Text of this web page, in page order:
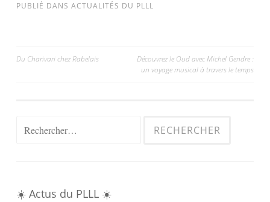
PUBLIÉ DANS ACTUALITÉS DU PLLL
Navigation
Du Charivari chez Rabelais
Découvrez le Oud avec Michel Gendre :
un voyage musical à travers le temps
Rechercher :
☀️ Actus du PLLL ☀️